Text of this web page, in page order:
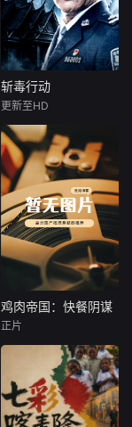
中，牵引出“婴胎报
仇”，“娘娘索命”等
一连串妖异事件，
张天盛虽被种种诡
怪幻象阻碍，却坚
信这是藏在迷信后
向封建传统宣战，
敢于
斩毒行动
姜超
于荣光石兆琪对决
斩毒行动
更新至HD
鸡肉帝国：快餐阴谋
暂无内容
鸡肉帝国：快餐阴谋
正片